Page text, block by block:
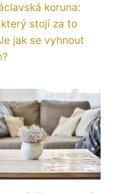
koruna:
stojí za to
jak se vyhnout